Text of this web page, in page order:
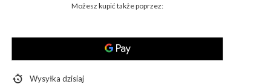
Możesz kupić także poprzez:
Wysyłkadzisiaj